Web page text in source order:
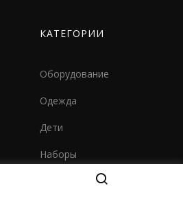
КАТЕГОРИИ
Оборудование
Одежда
Дети
Наборы